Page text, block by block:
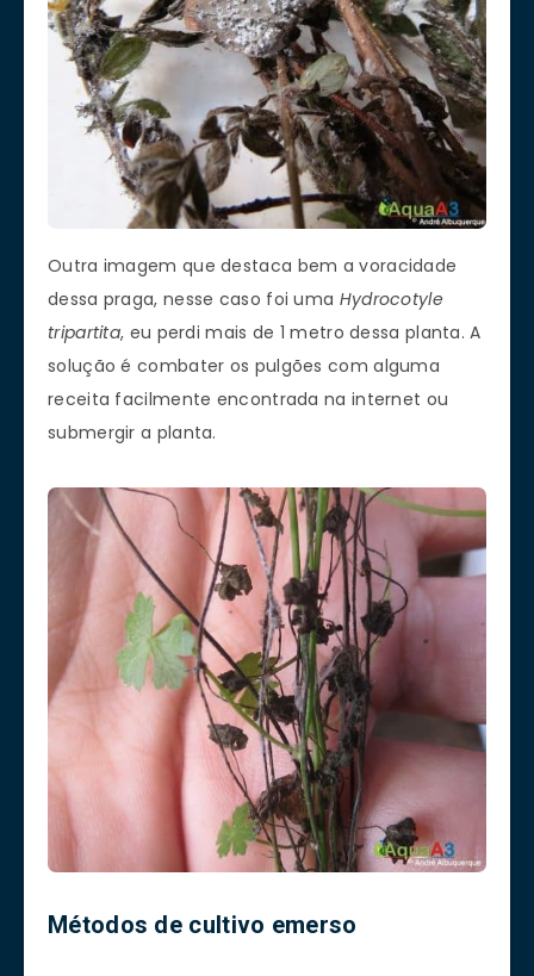
Outra imagem que destaca bem a voracidade
dessa praga, nesse caso foi uma Hydrocotyle
tripartita, eu perdi mais de 1 metro dessa planta. A
solução é combater os pulgões com alguma
receita facilmente encontrada na internet ou
submergir a planta.
Métodos de cultivo emerso